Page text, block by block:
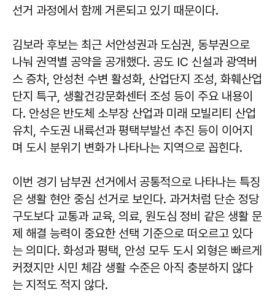
선거 과정에서 함께 거론되고 있기 때문이다.
김보라 후보는 최근 서안성권과 도심권, 동부권으로
나눠 권역별 공약을 공개했다. 공도 IC 신설과 광역버
스 증차, 안성천 수변 활성화, 산업단지 조성, 화훼산업
단지 특구, 생활건강문화센터 조성 등이 주요 내용이
다. 안성은 반도체 소부장 산업과 미래 모빌리티 산업
유치, 수도권 내륙선과 평택부발선 추진 등이 이어지
며 도시 분위기 변화가 나타나는 지역으로 꼽힌다.
이번 경기 남부권 선거에서 공통적으로 나타나는 특징
은 생활 현안 중심 선거로 보인다. 과거처럼 단순 정당
구도보다 교통과 교육, 의료, 원도심 정비 같은 생활 문
제 해결 능력이 중요한 선택 기준으로 떠오르고 있다
는 의미다. 화성과 평택, 안성 모두 도시 외형은 빠르게
커졌지만 시민 체감 생활 수준은 아직 충분하지 않다
는 지적도 적지 않다.